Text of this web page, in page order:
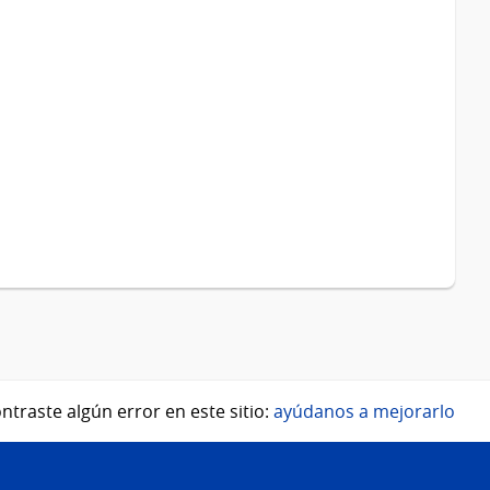
algún error en este sitio: ayúdanos a mejorarlo